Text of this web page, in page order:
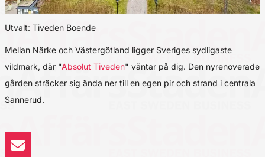
Utvalt: Tiveden Boende
Mellan Närke och Västergötland ligger Sveriges sydligaste
vildmark, där "Absolut Tiveden" väntar på dig. Den nyrenoverade
gården sträcker sig ända ner till en egen pir och strand i centrala
Sannerud.